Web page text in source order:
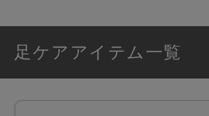
足ケアアイテム一覧